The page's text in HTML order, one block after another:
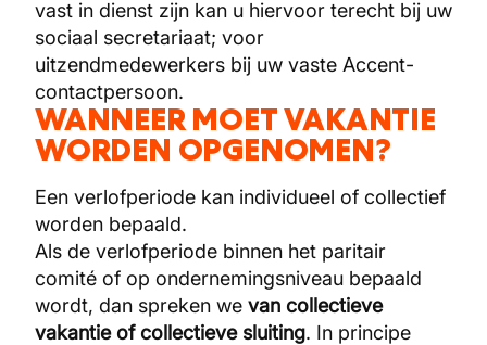
vast in dienst zijn kan u hiervoor terecht bij uw
sociaal secretariaat; voor
uitzendmedewerkers bij uw vaste Accent-
contactpersoon.
WANNEER MOET VAKANTIE
WORDEN OPGENOMEN?
Een verlofperiode kan individueel of collectief
worden bepaald.
Als de verlofperiode binnen het paritair
comité of op ondernemingsniveau bepaald
wordt, dan spreken we van collectieve
vakantie of collectieve sluiting. In principe